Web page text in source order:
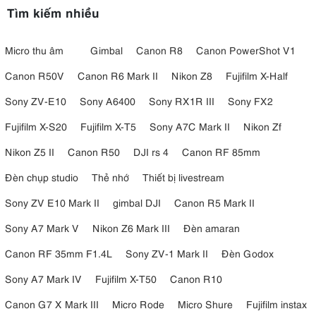
hoạt động từ xa một cách nhanh chóng. Điều này giúp tối ưu quy
Tìm kiếm nhiều
Micro thu âm Gimbal Canon R8
Canon PowerShot V1
Canon R50V
Canon R6 Mark II Nikon Z8
Fujifilm X-Half
Sony ZV-E10
Sony A6400 Sony RX1R III
Sony FX2
Fujifilm X-S20
Fujifilm X-T5 Sony A7C Mark II
Nikon Zf
Nikon Z5 II
Canon R50 DJI rs 4
Canon RF 85mm
Đèn chụp studio
Thẻ nhớ
Thiết bị livestream
Sony ZV E10 Mark II
gimbal DJI
Canon R5 Mark II
Sony A7 Mark V
Nikon Z6 Mark III
Đèn amaran
Canon RF 35mm F1.4L
Sony ZV-1 Mark II
Đèn Godox
Sony A7 Mark IV
Fujifilm X-T50
Canon R10
Canon G7 X Mark III
Micro Rode Micro Shure
Fujifilm instax